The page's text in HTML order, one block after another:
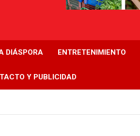
DIÁSPORA ENTRETENIMIENTO
Y PUBLICIDAD